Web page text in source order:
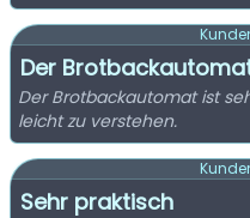
Der
Der Brotbackautomat ist
leicht zu verstehen.
Sehr praktisch